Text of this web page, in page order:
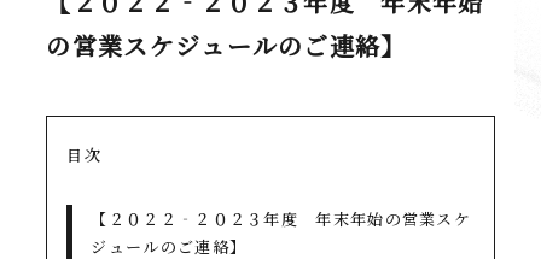
の営業スケジュールのご連絡】
目次
【２０２２‐２０２３年度 年末年始の営業スケ
ジュールのご連絡】